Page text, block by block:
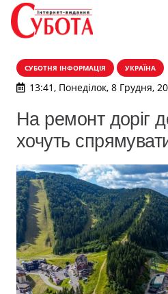
СУБОТНЯ ІНФОРМАЦІЯ УКРАЇНА
13:41, Понеділок, 8 Грудня,
На ремонт доріг
хочуть